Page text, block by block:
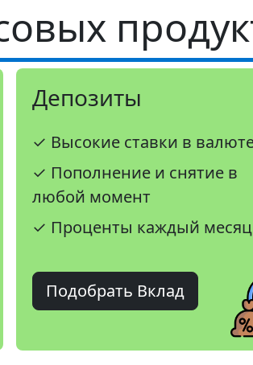
Депозиты
✓ Высокие ставки в
✓ Пополнение и снятие в
любой момент
✓ Проценты каждый месяц
Подобрать Вклад